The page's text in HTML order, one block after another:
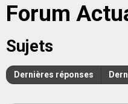
Forum
Sujets
Dernières réponses